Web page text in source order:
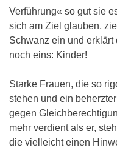
Verführung« so gut sie
sich am Ziel glauben,
Schwanz ein und erklärt
noch eins: Kinder!
Starke Frauen, die so
stehen und ein
gegen
mehr verdient als er,
die vielleicht einen